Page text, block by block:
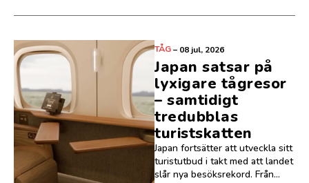
TÅG– 08 jul, 2026
Japan satsar på
lyxigare tågresor
– samtidigt
tredubblas
turistskatten
Japan fortsätter att utveckla sitt
turistutbud i takt med att landet
slår nya besöksrekord. Från...